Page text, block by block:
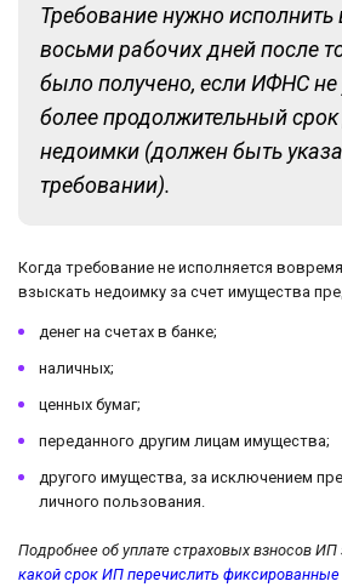
Требование нужно исполнить
восьми рабочих дней после
было получено, если ИФНС не
более продолжительный
недоимки (должен быть
требовании).
Когда требование не исполняется
взыскать недоимку за счет имущества
денег на счетах в банке;
наличных;
ценных бумаг;
переданного другим лицам имущества;
другого имущества, за исключением
личного пользования.
Подробнее об уплате страховых взносов ИП
какой срок ИП перечислить